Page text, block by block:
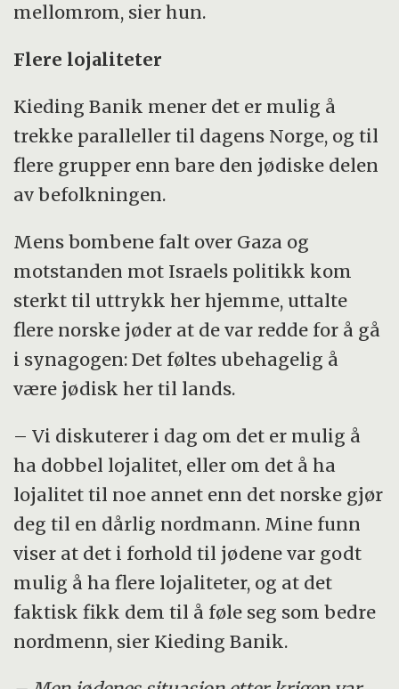
mellomrom, sier hun.
Flere lojaliteter
Kieding Banik mener det er mulig å
trekke paralleller til dagens Norge, og til
flere grupper enn bare den jødiske delen
av befolkningen.
Mens bombene falt over Gaza og
motstanden mot Israels politikk kom
sterkt til uttrykk her hjemme, uttalte
flere norske jøder at de var redde for å gå
i synagogen: Det føltes ubehagelig å
være jødisk her til lands.
– Vi diskuterer i dag om det er mulig å
ha dobbel lojalitet, eller om det å ha
lojalitet til noe annet enn det norske gjør
deg til en dårlig nordmann. Mine funn
viser at det i forhold til jødene var godt
mulig å ha flere lojaliteter, og at det
faktisk fikk dem til å føle seg som bedre
nordmenn, sier Kieding Banik.